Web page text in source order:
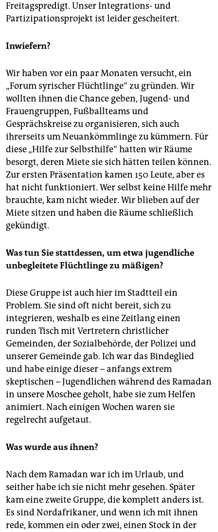
Freitagspredigt. Unser Integrations- und
Partizipationsprojekt ist leider gescheitert.
Inwiefern?
Wir haben vor ein paar Monaten versucht, ein
„Forum syrischer Flüchtlinge“ zu gründen. Wir
wollten ihnen die Chance geben, Jugend- und
Frauengruppen, Fußballteams und
Gesprächskreise zu organisieren, sich auch
ihrerseits um Neuankömmlinge zu kümmern. Für
diese „Hilfe zur Selbsthilfe“ hatten wir Räume
besorgt, deren Miete sie sich hätten teilen können.
Zur ersten Präsentation kamen 150 Leute, aber es
hat nicht funktioniert. Wer selbst keine Hilfe mehr
brauchte, kam nicht wieder. Wir blieben auf der
Miete sitzen und haben die Räume schließlich
gekündigt.
Was tun Sie stattdessen, um etwa jugendliche
unbegleitete Flüchtlinge zu mäßigen?
Diese Gruppe ist auch hier im Stadtteil ein
Problem. Sie sind oft nicht bereit, sich zu
integrieren, weshalb es eine Zeitlang einen
runden Tisch mit Vertretern christlicher
Gemeinden, der Sozialbehörde, der Polizei und
unserer Gemeinde gab. Ich war das Bindeglied
und habe einige dieser – anfangs extrem
skeptischen – Jugendlichen während des Ramadan
in unsere Moschee geholt, habe sie zum Helfen
animiert. Nach einigen Wochen waren sie
regelrecht aufgetaut.
Was wurde aus ihnen?
Nach dem Ramadan war ich im Urlaub, und
seither habe ich sie nicht mehr gesehen. Später
kam eine zweite Gruppe, die komplett anders ist.
Es sind Nordafrikaner, und wenn ich mit ihnen
rede, kommen ein oder zwei, einen Stock in der